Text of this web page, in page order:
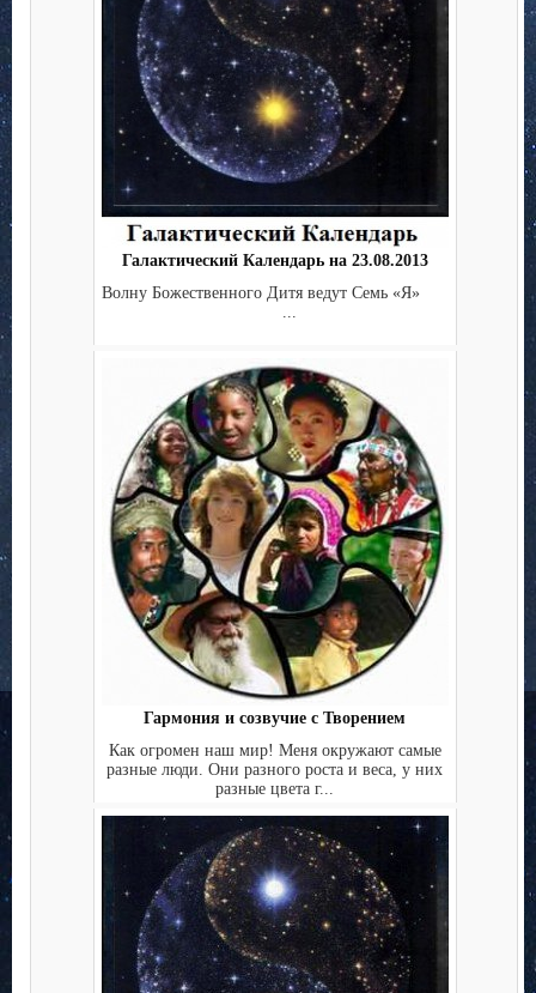
Галактический Календарь на 23.08.2013
Волну Божественного Дитя ведут Семь «Я»
Гармония и созвучие с Творением
Как огромен наш мир! Меня окружают самые
разные люди. Они разного роста и веса, у них
разные цвета г...